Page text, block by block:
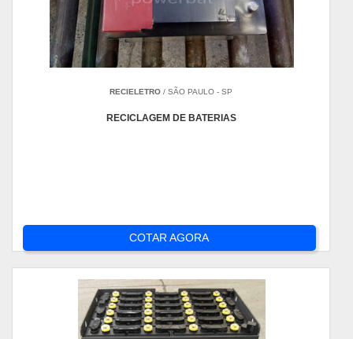
RECIELETRO / SÃO PAULO - SP
RECICLAGEM DE BATERIAS
COTAR AGORA